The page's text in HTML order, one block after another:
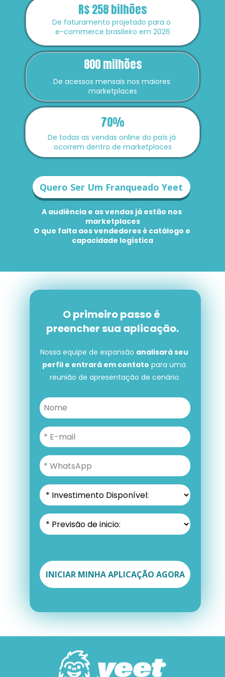
R$ 258 bilhões
800 milhões
70%
De faturamento projetado para o
e-commerce brasileiro em 2026
De todas as vendas online do país já
ocorrem dentro de marketplaces
De acessos mensais nos maiores
marketplaces
A audiência e as vendas já estão nos
marketplaces
O que falta aos vendedores é catálogo e
capacidade logística
Quero Ser Um Franqueado Yeet
O primeiro passo é
preencher sua aplicação.
O primeiro passo é preencher
sua aplicação.
Nossa equipe de expansão analisará seu
perfil e entrará em contato para uma
reunião de apresentação de cenário.
INICIAR MINHA APLICAÇÃO AGORA